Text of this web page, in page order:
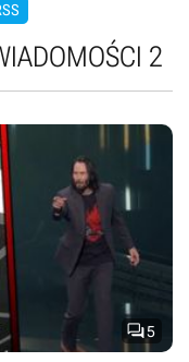
2
5